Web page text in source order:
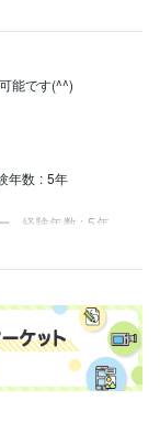
能です(^^)
年数 : 5年
経験年数 : 5年